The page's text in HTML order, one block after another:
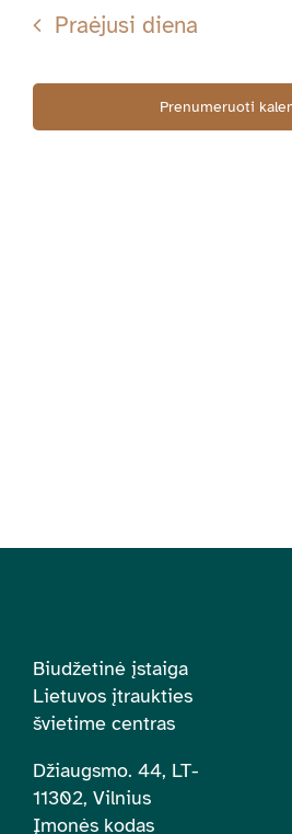
11-
17
Praėjusi diena
Prenumeruoti
Biudžetinė įstaiga
Lietuvos įtraukties
švietime centras
Džiaugsmo. 44, LT-
11302, Vilnius
Įmonės kodas